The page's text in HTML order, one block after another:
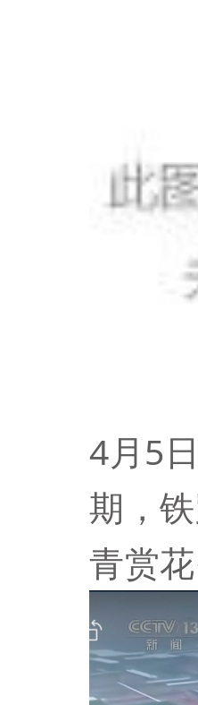
4月5
期，
青赏花